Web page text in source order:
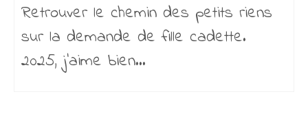
Retrouver le chemin des petits riens
sur la demande de fille cadette.
2025, j’aime bien...